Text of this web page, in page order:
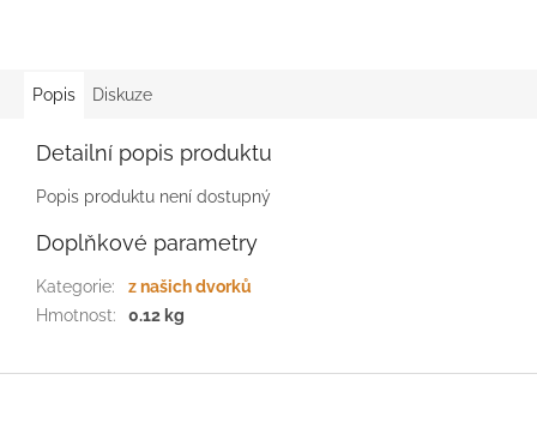
Popis Diskuze
Detailní popis produktu
Popis produktu není dostupný
Doplňkové parametry
Kategorie:
z našich dvorků
Hmotnost: 0.12 kg